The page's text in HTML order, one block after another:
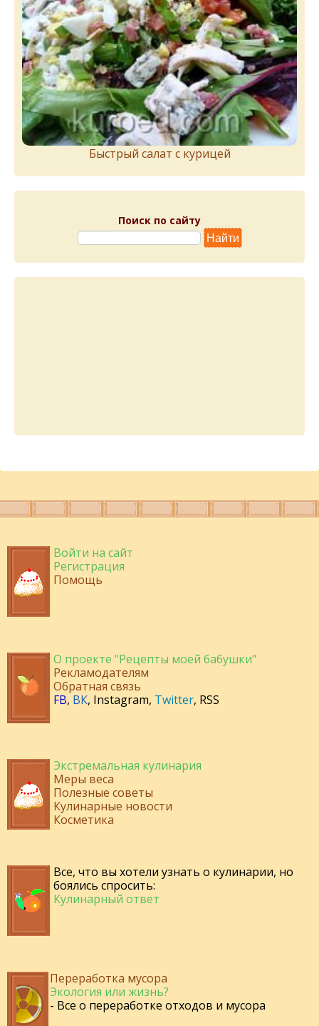
Быстрый салат с курицей
Поиск по сайту
Войти на сайт
Регистрация
Помощь
О проекте "Рецепты моей бабушки"
Рекламодателям
Обратная связь
FB, ВК, Instagram, Twitter, RSS
Экстремальная кулинария
Меры веса
Полезные советы
Кулинарные новости
Косметика
Все, что вы хотели узнать о кулинарии, но
боялись спросить:
Кулинарный ответ
Переработка мусора
Экология или жизнь?
- Все о переработке отходов и мусора